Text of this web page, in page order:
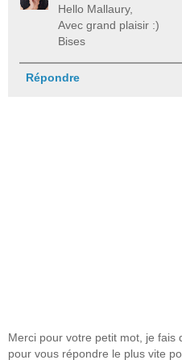
Hello Mallaury,
Avec grand plaisir :)
Bises
Répondre
Merci pour votre petit mot, je fais
pour vous répondre le plus vite